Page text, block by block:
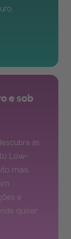
e sob
as
Low-
mais.
e
quiser.